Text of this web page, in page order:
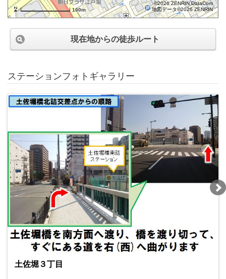
100m
©2026 ZENRIN DataCom
地図データ©2026 ZENRIN
現在地からの徒歩ルート
ステーションフォトギャラリー
土佐堀３丁目